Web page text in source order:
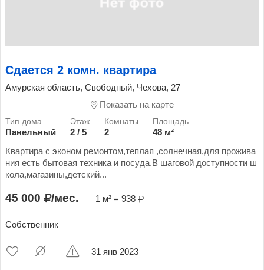
Сдается 2 комн. квартира
Амурская область, Свободный, Чехова, 27
Показать на карте
Панельный 2 / 5 2
48 м²
Квартира с эконом ремонтом,теплая ,солнечная,для прожива
ния есть бытовая техника и посуда.В шаговой доступности ш
кола,магазины,детский...
45 000 /мес. 1 м² = 938
Собственник
31 янв 2023